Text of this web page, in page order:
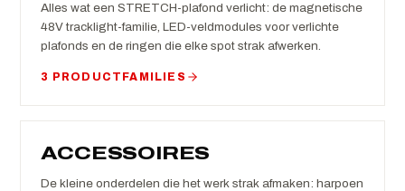
Alles wat een STRETCH-plafond verlicht: de magnetische
48V tracklight-familie, LED-veldmodules voor verlichte
plafonds en de ringen die elke spot strak afwerken.
3 PRODUCTFAMILIES
ACCESSOIRES
De kleine onderdelen die het werk strak afmaken: harpoen